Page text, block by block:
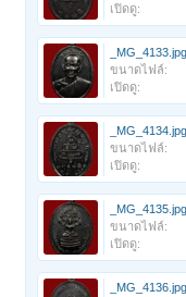
เปิดดู:
_MG_4133.jpg
ขนาดไฟล์:
เปิดดู:
_MG_4134.jpg
ขนาดไฟล์:
เปิดดู:
_MG_4135.jpg
ขนาดไฟล์:
เปิดดู:
_MG_4136.jpg